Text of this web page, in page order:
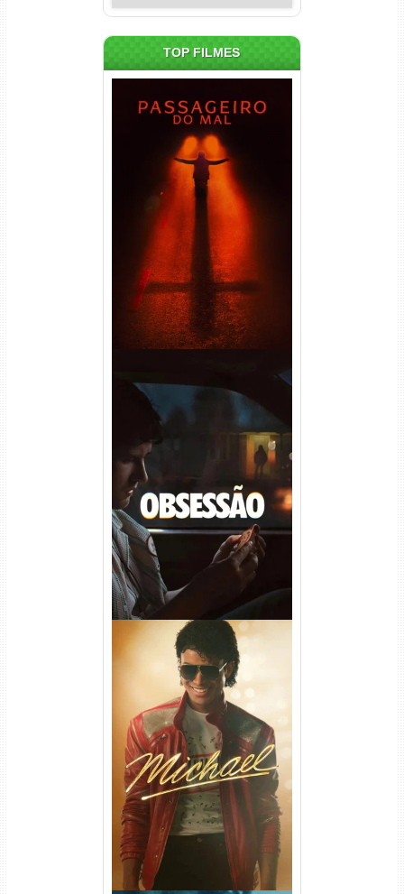
TOP FILMES
Passageiro do Mal Torrent
(2026) WEB-DL 1080p Dual
Áudio
Obsessão Torrent (2026)
WEB-DL 1080p/4K Dual
Áudio
Michael Torrent (2026) WEB-
DL 1080p/4K Dual Áudio